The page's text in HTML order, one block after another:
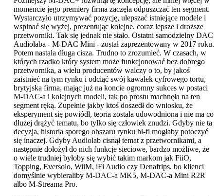
momencie jego premiery firma zaczęła odpuszczać ten segment.
Wystarczyło utrzymywać pozycję, ulepszać istniejące modele i
wspinać się wyżej, prezentując kolejne, coraz lepsze i droższe
przetworniki. Tak się jednak nie stało. Ostatni samodzielny DAC
Audiolaba - M-DAC Mini - został zaprezentowany w 2017 roku.
Potem nastała długa cisza. Trudno to zrozumieć. W czasach, w
których rzadko który system może funkcjonować bez dobrego
przetwornika, a wielu producentów walczy o to, by jakoś
zaistnieć na tym rynku i odciąć swój kawałek cyfrowego tortu,
brytyjska firma, mając już na koncie ogromny sukces w postaci
M-DAC-a i kolejnych modeli, tak po prostu machnęła na ten
segment ręką. Zupełnie jakby ktoś doszedł do wniosku, że
eksperyment się powiódł, teoria została udowodniona i nie ma co
dłużej drążyć tematu, bo tylko się człowiek znudzi. Gdyby nie ta
decyzja, historia sporego obszaru rynku hi-fi mogłaby potoczyć
się inaczej. Gdyby Audiolab cisnął temat z przetwornikami, a
następnie dołożył do nich funkcje sieciowe, bardzo możliwe, że
o wiele trudniej byłoby się wybić takim markom jak FiiO,
Topping, Eversolo, WiiM, iFi Audio czy Denafrips, bo klienci
domyślnie wybieraliby M-DAC-a MK5, M-DAC-a Mini R2R
albo M-Streama Pro.